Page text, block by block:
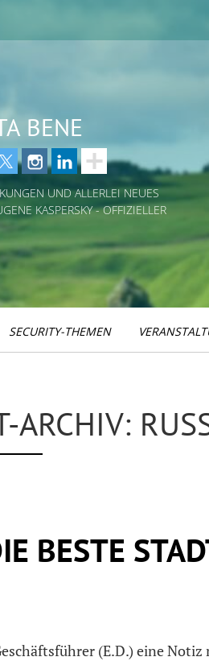
BENE
UND ALLERLEI NEUES
KASPERSKY - OFFIZIELLER
SECURITY-THEMEN
ARCHIV:
BESTE
(E.D.) eine Notiz